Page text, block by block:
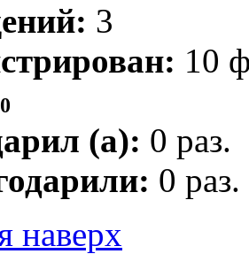
3
10
0
(а): 0 раз.
0 раз.
наверх